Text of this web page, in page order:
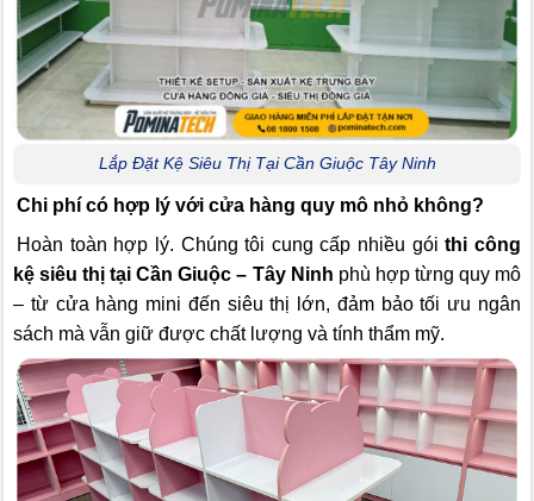
Lắp Đặt Kệ Siêu Thị Tại Cần Giuộc Tây Ninh
Chi phí có hợp lý với cửa hàng quy mô nhỏ không?
Hoàn toàn hợp lý. Chúng tôi cung cấp nhiều góithi công
kệ siêu thị tại Cần Giuộc – Tây Ninh phù hợp từng quy mô
– từ cửa hàng mini đến siêu thị lớn, đảm bảo tối ưu ngân
sách mà vẫn giữ được chất lượng và tính thẩm mỹ.